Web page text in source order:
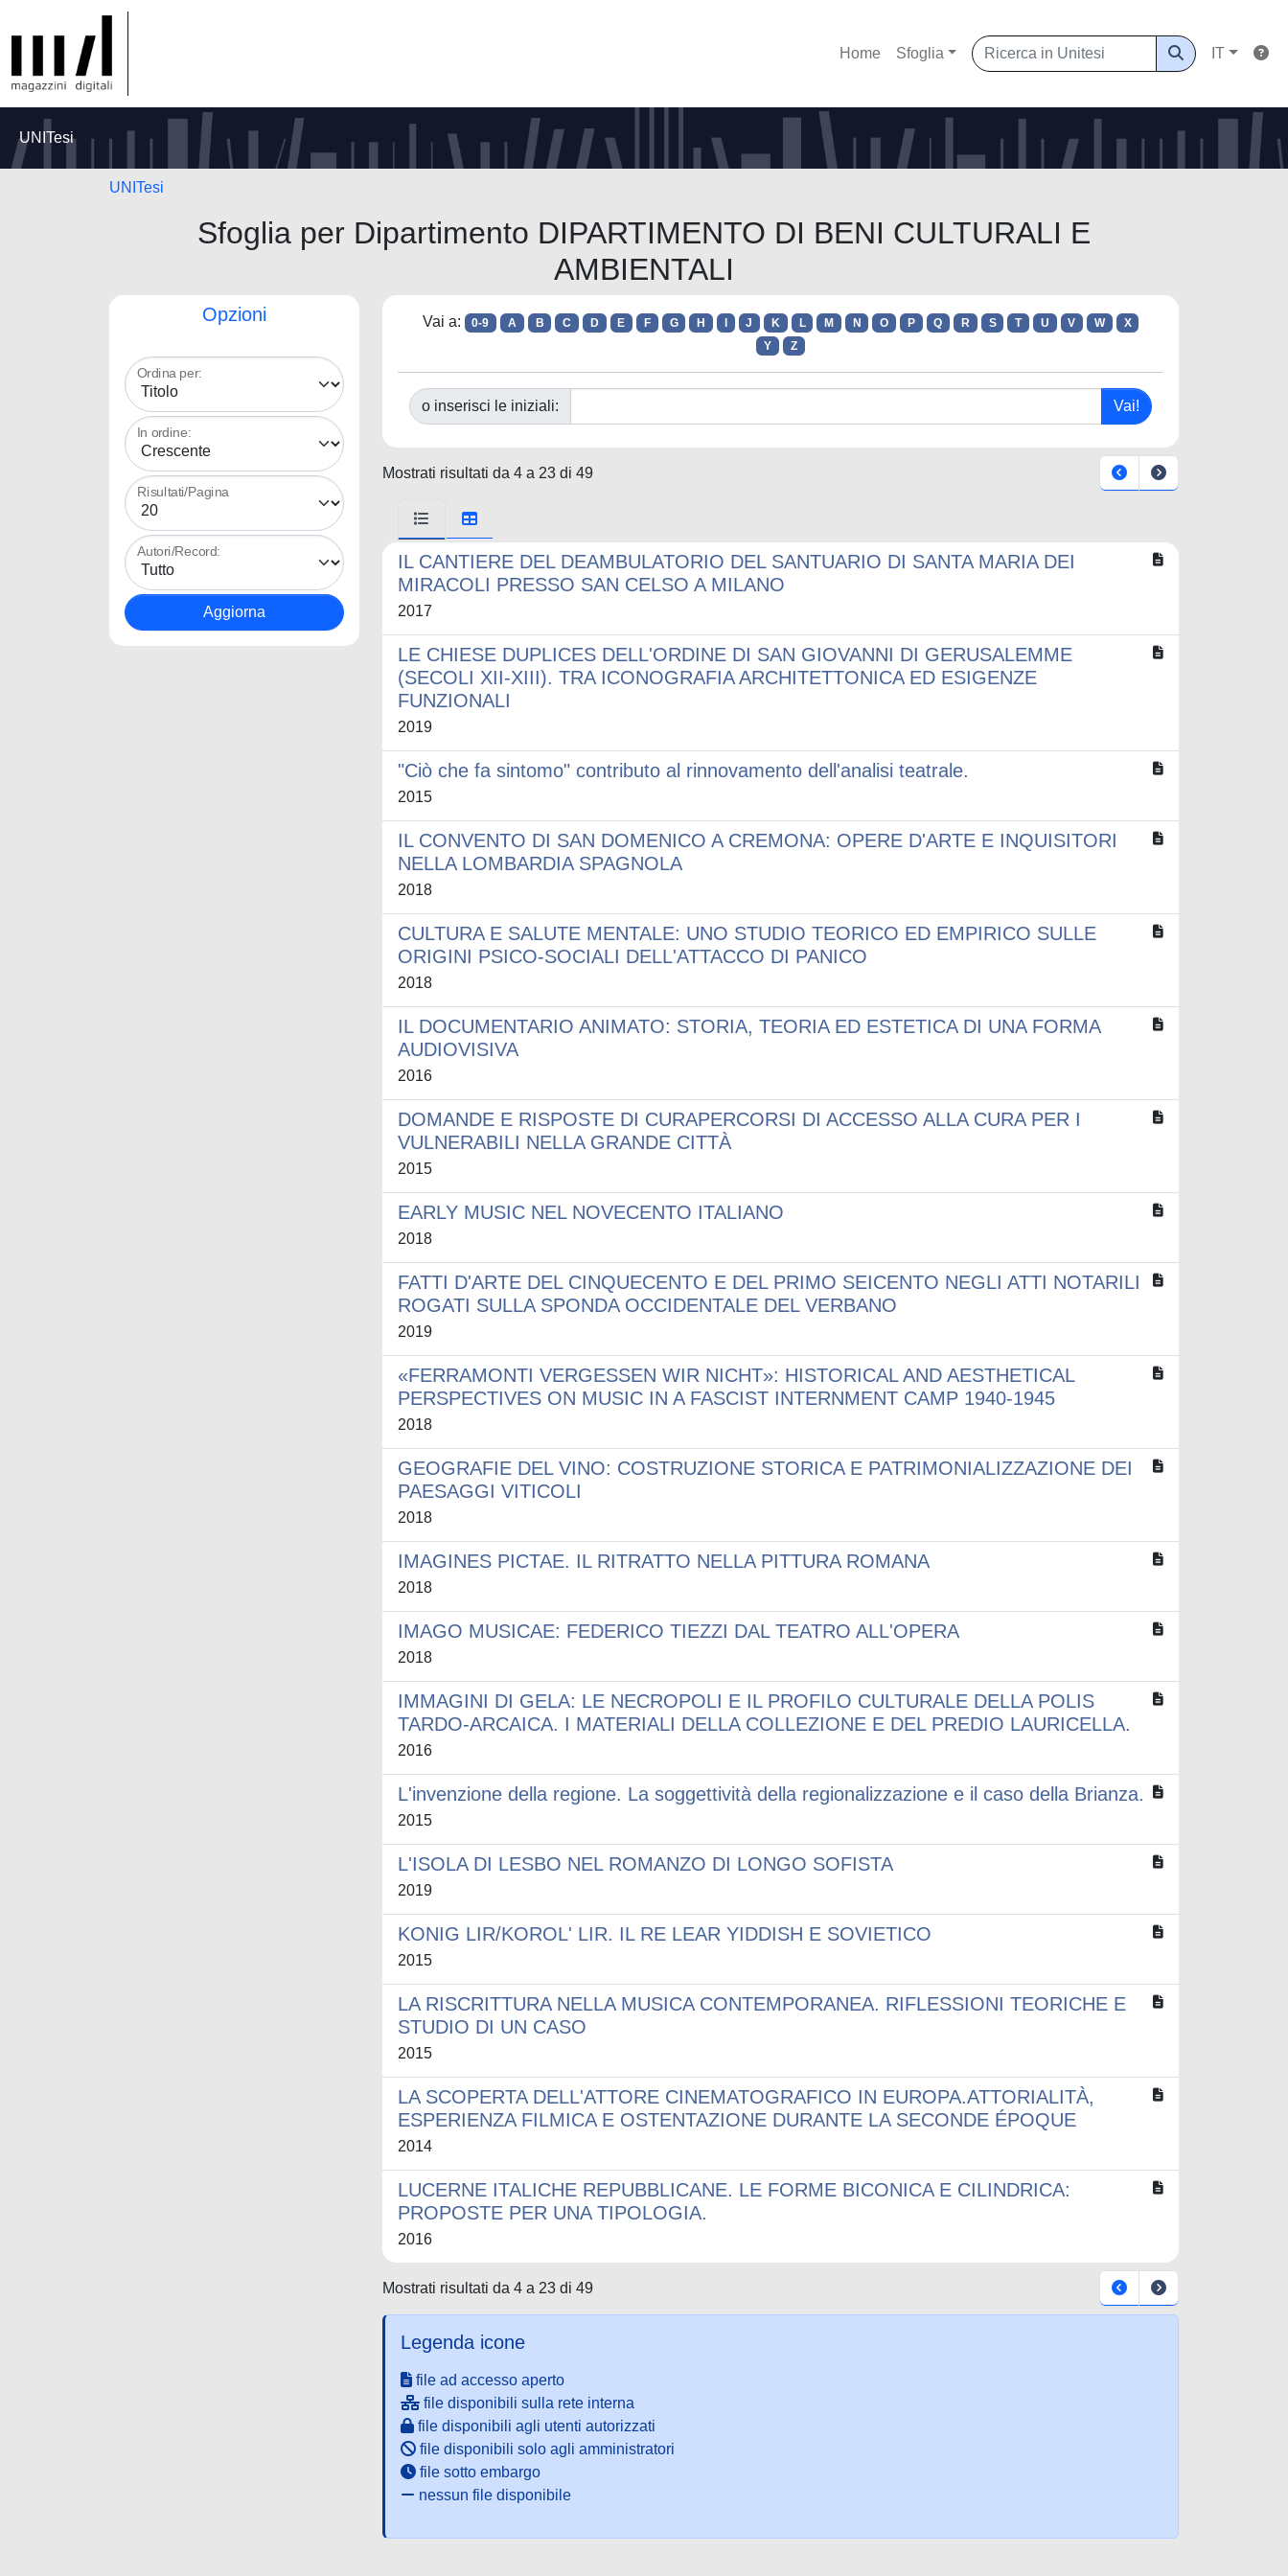
Home Sfoglia IT
UNITesi
UNITesi
Sfoglia per Dipartimento DIPARTIMENTO DI BENI CULTURALI E
AMBIENTALI
Opzioni
Ordina per:
In ordine:
Risultati/Pagina
Autori/Record:
Vai a: 0-9 A B C D E F G H J K L M N O P Q R S T U V W
X
Y
Z
o inserisci le iniziali:
Mostrati risultati da 4 a 23 di 49
IL CANTIERE DEL DEAMBULATORIO DEL SANTUARIO DI SANTA MARIA DEI
MIRACOLI PRESSO SAN CELSO A MILANO
2017
LE CHIESE DUPLICES DELL'ORDINE DI SAN GIOVANNI DI GERUSALEMME
(SECOLI XII-XIII). TRA ICONOGRAFIA ARCHITETTONICA ED ESIGENZE
FUNZIONALI
2019
"Ciò che fa sintomo" contributo al rinnovamento dell'analisi teatrale.
2015
IL CONVENTO DI SAN DOMENICO A CREMONA: OPERE D'ARTE E INQUISITORI
NELLA LOMBARDIA SPAGNOLA
2018
CULTURA E SALUTE MENTALE: UNO STUDIO TEORICO ED EMPIRICO SULLE
ORIGINI PSICO-SOCIALI DELL'ATTACCO DI PANICO
2018
IL DOCUMENTARIO ANIMATO: STORIA, TEORIA ED ESTETICA DI UNA FORMA
AUDIOVISIVA
2016
DOMANDE E RISPOSTE DI CURAPERCORSI DI ACCESSO ALLA CURA PER I
VULNERABILI NELLA GRANDE CITTÀ
2015
EARLY MUSIC NEL NOVECENTO ITALIANO
2018
FATTI D'ARTE DEL CINQUECENTO E DEL PRIMO SEICENTO NEGLI ATTI NOTARILI
ROGATI SULLA SPONDA OCCIDENTALE DEL VERBANO
2019
«FERRAMONTI VERGESSEN WIR NICHT»: HISTORICAL AND AESTHETICAL
PERSPECTIVES ON MUSIC IN A FASCIST INTERNMENT CAMP 1940-1945
2018
GEOGRAFIE DEL VINO: COSTRUZIONE STORICA E PATRIMONIALIZZAZIONE DEI
PAESAGGI VITICOLI
2018
IMAGINES PICTAE. IL RITRATTO NELLA PITTURA ROMANA
2018
IMAGO MUSICAE: FEDERICO TIEZZI DAL TEATRO ALL'OPERA
2018
IMMAGINI DI GELA: LE NECROPOLI E IL PROFILO CULTURALE DELLA POLIS
TARDO-ARCAICA. I MATERIALI DELLA COLLEZIONE E DEL PREDIO LAURICELLA.
2016
L'invenzione della regione. La soggettività della regionalizzazione e il caso della Brianza.
2015
L'ISOLA DI LESBO NEL ROMANZO DI LONGO SOFISTA
2019
KONIG LIR/KOROL' LIR. IL RE LEAR YIDDISH E SOVIETICO
2015
LA RISCRITTURA NELLA MUSICA CONTEMPORANEA. RIFLESSIONI TEORICHE E
STUDIO DI UN CASO
2015
LA SCOPERTA DELL'ATTORE CINEMATOGRAFICO IN EUROPA.ATTORIALITÀ,
ESPERIENZA FILMICA E OSTENTAZIONE DURANTE LA SECONDE ÉPOQUE
2014
LUCERNE ITALICHE REPUBBLICANE. LE FORME BICONICA E CILINDRICA:
PROPOSTE PER UNA TIPOLOGIA.
2016
Mostrati risultati da 4 a 23 di 49
Legenda icone
file ad accesso aperto
file disponibili sulla rete interna
file disponibili agli utenti autorizzati
file disponibili solo agli amministratori
file sotto embargo
nessun file disponibile